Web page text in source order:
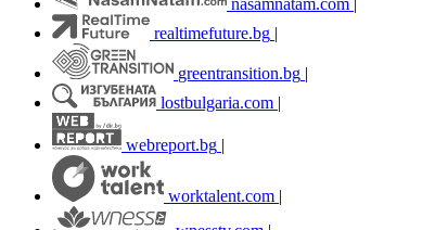
realtimefuture.bg |
greentransition.bg |
lostbulgaria.com |
webreport.bg |
worktalent.com |